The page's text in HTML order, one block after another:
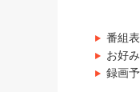
番組
お好
録画